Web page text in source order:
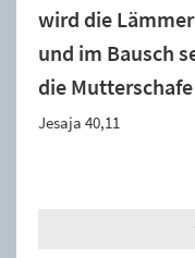
wird die
und im Bausch
die
Jesaja 40,11